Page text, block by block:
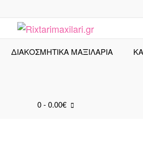
ΔΙΑΚΟΣΜΗΤΙΚΑ ΜΑΞΙΛΑΡΙΑ
0- 0.00€